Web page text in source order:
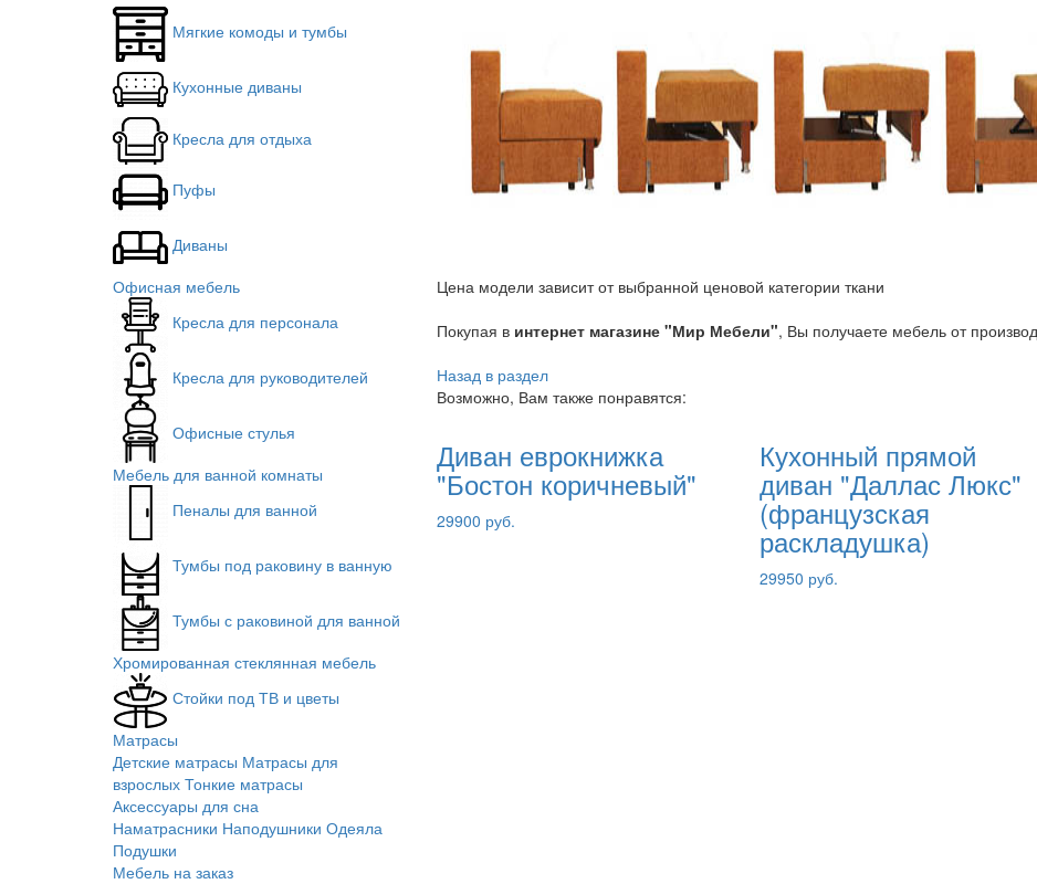
Мягкие комоды и тумбы
Кухонные диваны
Кресла для отдыха
Пуфы
Диваны
Офисная мебель
Кресла для персонала
Кресла для руководителей
Офисные стулья
Мебель для ванной комнаты
Пеналы для ванной
Тумбы под раковину в ванную
Тумбы с раковиной для ванной
Хромированная стеклянная мебель
Стойки под ТВ и цветы
Матрасы
Детские матрасы Матрасы для
взрослых Тонкие матрасы
Аксессуары для сна
Наматрасники Наподушники Одеяла
Подушки
Мебель на заказ
Цена модели зависит от выбранной ценовой категории ткани
Покупая в интернет магазине "Мир Мебели", Вы получаете мебель от
Назад в раздел
Возможно, Вам также понравятся:
Диван еврокнижка
"Бостон коричневый"
29900 руб.
Кухонный прямой
диван "Даллас Люкс"
(французская
раскладушка)
29950 руб.